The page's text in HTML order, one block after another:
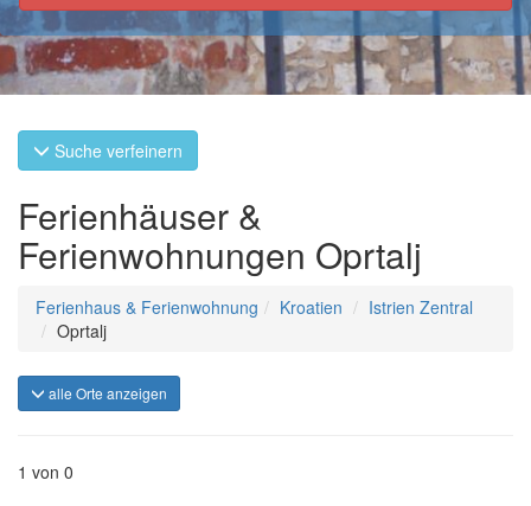
Suche verfeinern
Ferienhäuser &
Ferienwohnungen Oprtalj
Ferienhaus & Ferienwohnung Kroatien
Istrien Zentral
Oprtalj
alle Orte anzeigen
1 von 0